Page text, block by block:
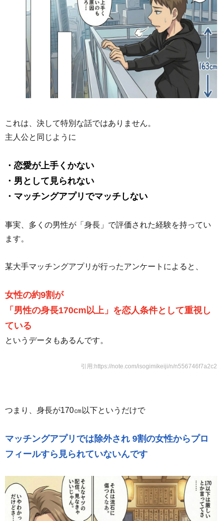
これは、決して特別な話ではありません。
主人公と同じように
・恋愛が上手くかない
・男として見られない
・マッチングアプリでマッチしない
事実、多くの男性が「身長」で評価された経験を持ってい
ます。
某大手マッチングアプリが行ったアンケートによると、
女性の約9割が
「男性の身長170cm以上」を恋人条件として重視し
ている
というデータもあるんです。
引用:https://note.com/isogimikeiji/n/n556746f7a2c2
つまり、身長が170㎝以下というだけで
マッチングアプリでは除外され 9割の女性からプロ
フィールすら見られていないんです